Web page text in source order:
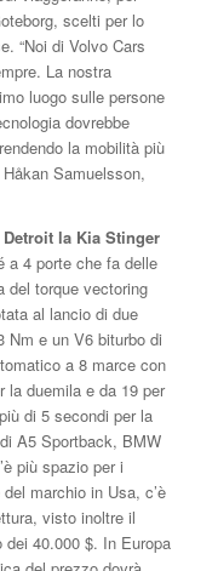
scelti per lo
“Noi di Volvo Cars
La nostra
luogo sulle persone
dovrebbe
la mobilità più
Samuelsson,
la Kia Stinger
a 4 porte che fa delle
del torque vectoring
al lancio di due
Nm e un V6 biturbo di
a 8 marce con
la duemila e da 19 per
di 5 secondi per la
A5 Sportback, BMW
più spazio per i
marchio in Usa, c’è
visto inoltre il
40.000 $. In Europa